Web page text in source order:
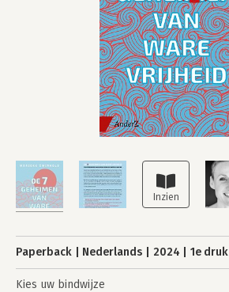
Paperback Nederlands 2024 1e druk
Kies uw bindwijze